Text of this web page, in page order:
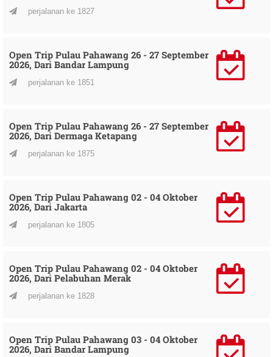
perjalanan ke 1827
Open Trip Pulau Pahawang 26 - 27 September
2026, Dari Bandar Lampung
perjalanan ke 1851
Open Trip Pulau Pahawang 26 - 27 September
2026, Dari Dermaga Ketapang
perjalanan ke 1875
Open Trip Pulau Pahawang 02 - 04 Oktober
2026, Dari Jakarta
perjalanan ke 1805
Open Trip Pulau Pahawang 02 - 04 Oktober
2026, Dari Pelabuhan Merak
perjalanan ke 1828
Open Trip Pulau Pahawang 03 - 04 Oktober
2026, Dari Bandar Lampung